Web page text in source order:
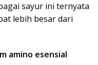
sayur ini ternyata
lebih besar dari
amino esensial